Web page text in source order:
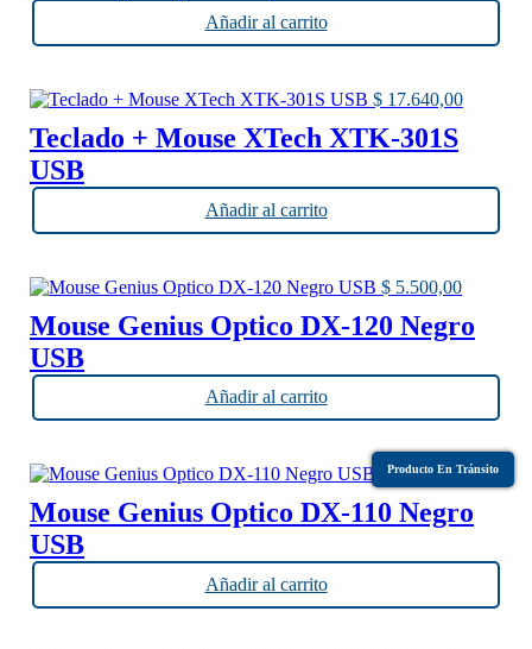
Añadir al carrito
$ 17.640,00
Teclado + Mouse XTech XTK-301S
USB
Añadir al carrito
$ 5.500,00
Mouse Genius Optico DX-120 Negro
USB
Añadir al carrito
Producto En Tránsito
$5.500,00
Mouse Genius Optico DX-110 Negro
USB
Añadir al carrito